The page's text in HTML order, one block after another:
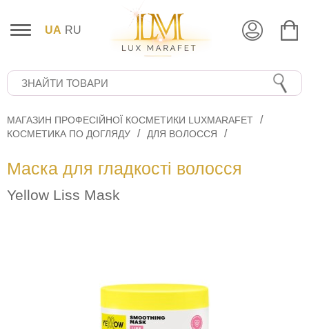
UA RU
МАГАЗИН ПРОФЕСІЙНОЇ КОСМЕТИКИ LUXMARAFET
КОСМЕТИКА ПО ДОГЛЯДУ
ДЛЯ ВОЛОССЯ
Маска для гладкості волосся
Yellow Liss Mask